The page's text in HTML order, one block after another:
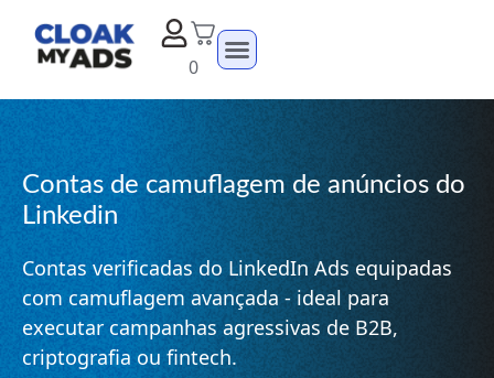
0
Contas de camuflagem de anúncios do
Linkedin
Contas verificadas do LinkedIn Ads equipadas
com camuflagem avançada - ideal para
executar campanhas agressivas de B2B,
criptografia ou fintech.